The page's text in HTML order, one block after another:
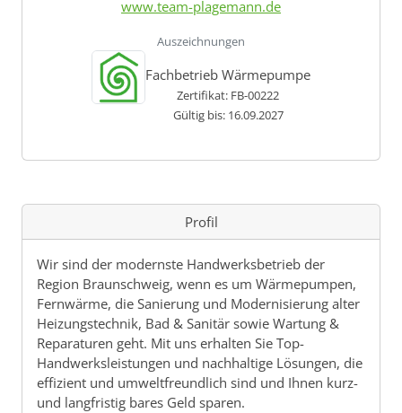
www.team-plagemann.de
Auszeichnungen
Fachbetrieb Wärmepumpe
Zertifikat: FB-00222
Gültig bis: 16.09.2027
Profil
Wir sind der modernste Handwerksbetrieb der
Region Braunschweig, wenn es um Wärmepumpen,
Fernwärme, die Sanierung und Modernisierung alter
Heizungstechnik, Bad & Sanitär sowie Wartung &
Reparaturen geht. Mit uns erhalten Sie Top-
Handwerksleistungen und nachhaltige Lösungen, die
effizient und umweltfreundlich sind und Ihnen kurz-
und langfristig bares Geld sparen.